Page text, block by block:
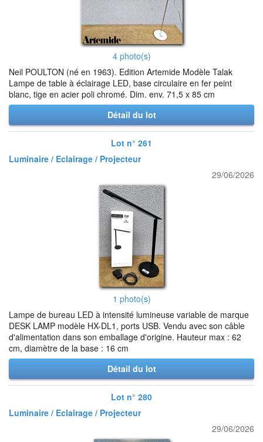
4 photo(s)
Neil POULTON (né en 1963). Edition Artemide Modèle Talak
Lampe de table à éclairage LED, base circulaire en fer peint
blanc, tige en acier poli chromé. Dim. env. 71,5 x 85 cm
Détail du lot
Lot n° 261
Luminaire / Eclairage / Projecteur
29/06/2026
1 photo(s)
Lampe de bureau LED à intensité lumineuse variable de marque
DESK LAMP modèle HX-DL1, ports USB. Vendu avec son câble
d'alimentation dans son emballage d'origine. Hauteur max : 62
cm, diamètre de la base : 16 cm
Détail du lot
Lot n° 280
Luminaire / Eclairage / Projecteur
29/06/2026